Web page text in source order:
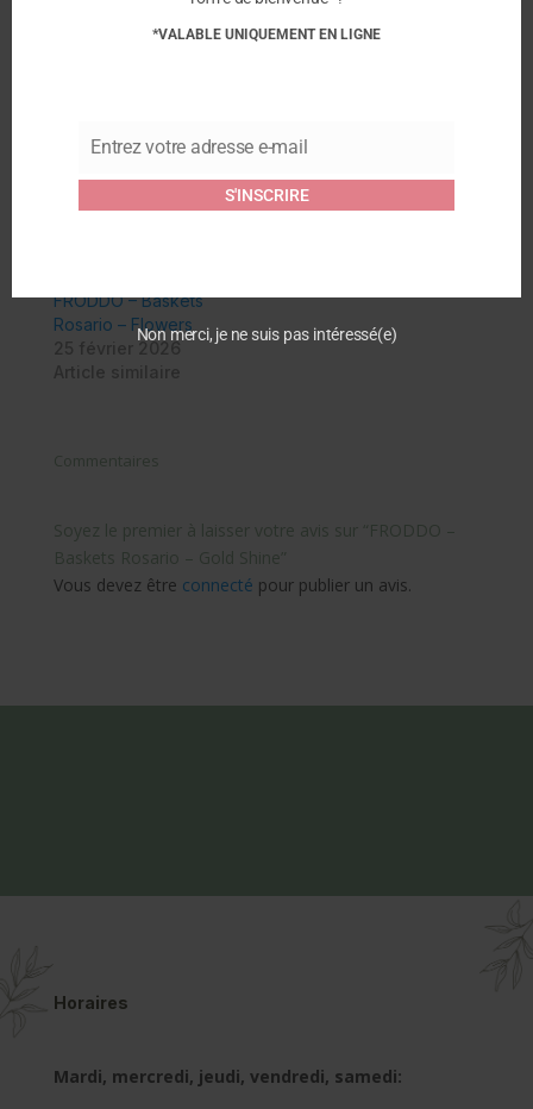
Rosario – Lavande
FRODDO – Baskets
Rosario – Flowers
Commentaires
Soyez le premier à laisser votre avis sur “FRODDO –
Baskets Rosario – Gold Shine”
Vous devez être connecté pour publier un avis.
Horaires
Mardi, mercredi, jeudi, vendredi, samedi:
*VALABLE UNIQUEMENT EN LIGNE
Email
Entrez votre adresse e-mail
S'INSCRIRE
Non merci, je ne suis pas intéressé(e)